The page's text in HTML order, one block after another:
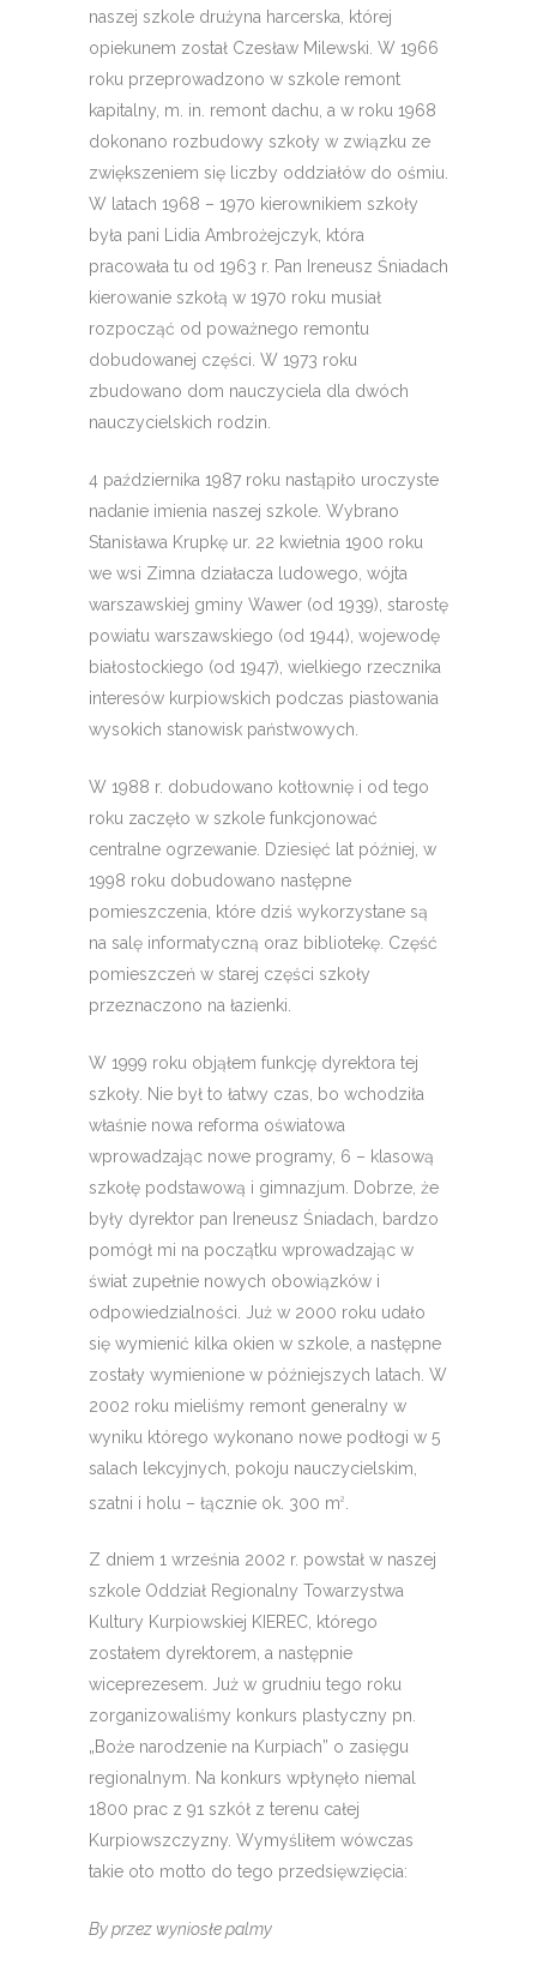
naszej szkole drużyna harcerska, której
opiekunem został Czesław Milewski. W 1966
roku przeprowadzono w szkole remont
kapitalny, m. in. remont dachu, a w roku 1968
dokonano rozbudowy szkoły w związku ze
zwiększeniem się liczby oddziałów do ośmiu.
W latach 1968 – 1970 kierownikiem szkoły
była pani Lidia Ambrożejczyk, która
pracowała tu od 1963 r. Pan Ireneusz Śniadach
kierowanie szkołą w 1970 roku musiał
rozpocząć od poważnego remontu
dobudowanej części. W 1973 roku
zbudowano dom nauczyciela dla dwóch
nauczycielskich rodzin.
4 października 1987 roku nastąpiło uroczyste
nadanie imienia naszej szkole. Wybrano
Stanisława Krupkę ur. 22 kwietnia 1900 roku
we wsi Zimna działacza ludowego, wójta
warszawskiej gminy Wawer (od 1939), starostę
powiatu warszawskiego (od 1944), wojewodę
białostoc­kiego (od 1947), wielkiego rzecznika
interesów kurpiowskich podczas piastowania
wysokich stanowisk państwowych.
W 1988 r. dobudowano kotłownię i od tego
roku zaczęło w szkole funkcjonować
centralne ogrzewanie. Dziesięć lat później, w
1998 roku dobudowano następne
pomieszczenia, które dziś wykorzystane są
na salę informatyczną oraz bibliotekę. Część
pomieszczeń w starej części szkoły
przeznaczono na łazienki.
W 1999 roku objąłem funkcję dyrektora tej
szkoły. Nie był to łatwy czas, bo wchodziła
właśnie nowa reforma oświatowa
wprowadzając nowe programy, 6 – klasową
szkołę podstawową i gimnazjum. Dobrze, że
były dyrektor pan Ireneusz Śniadach, bardzo
pomógł mi na początku wprowadzając w
świat zupełnie nowych obowiązków i
odpowiedzialności. Już w 2000 roku udało
się wymienić kilka okien w szkole, a następne
zostały wymienione w późniejszych latach. W
2002 roku mieliśmy remont generalny w
wyniku którego wykonano nowe podłogi w 5
salach lekcyjnych, pokoju nauczycielskim,
szatni i holu – łącznie ok. 300 m2
Z dniem 1 września 2002 r. powstał w naszej
szkole Oddział Regionalny Towarzystwa
Kultury Kurpiowskiej KIEREC, którego
zostałem dyrektorem, a następnie
wiceprezesem. Już w grudniu tego roku
zorganizowaliśmy konkurs plastyczny pn.
„Boże narodzenie na Kurpiach” o zasięgu
regionalnym. Na konkurs wpłynęło niemal
1800 prac z 91 szkół z terenu całej
Kurpiowszczyzny. Wymyśliłem wówczas
takie oto motto do tego przedsięwzięcia:
By przez wyniosłe palmy